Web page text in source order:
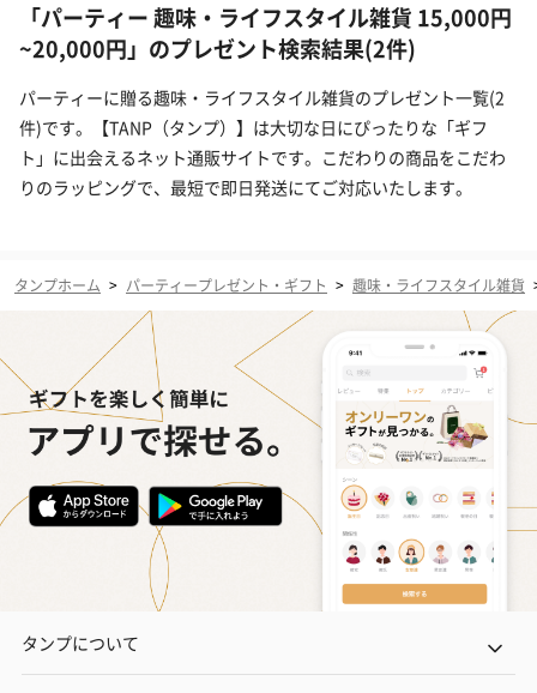
「パーティー 趣味・ライフスタイル雑貨 15,000円
~20,000円」のプレゼント検索結果(2件)
パーティーに贈る趣味・ライフスタイル雑貨のプレゼント一覧(2
件)です。【TANP（タンプ）】は大切な日にぴったりな「ギフ
ト」に出会えるネット通販サイトです。こだわりの商品をこだわ
りのラッピングで、最短で即日発送にてご対応いたします。
タンプホーム > パーティープレゼント・ギフト > 趣味・ライフスタイル雑貨
タンプについて